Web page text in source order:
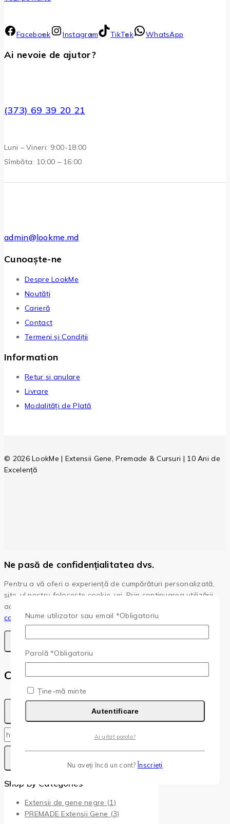
Facebook Instagram TikTok WhatsApp
Ai nevoie de ajutor?
(373) 69 39 20 21
Luni – Vineri: 9:00-18:00
Sîmbăta: 10:00 – 16:00
admin@lookme.md
Cunoaște-ne
Despre LookMe
Noutăți
Carieră
Contact
Termeni și Condiții
Information
Retur si anulare
Livrare
Modalități de Plată
© 2026 LookMe | Extensii Gene, Premade & Cursuri | 10 Ani de
Excelență
Ne pasă de confidențialitatea dvs.
Pentru a vă oferi o experiență de cumpărături personalizată,
site-ul nostru folosește cookie-uri. Prin continuarea utilizării
acestui site, sunteți de acord cu
cookie-urile.
Accepta Cookie-Uri
Cota
CopyCopied!
Shop By Categories
Extensii de gene negre (1)
PREMADE Extensii Gene (3)
Nume utilizator sau email *Obligatoriu
Parolă*Obligatoriu
Ține-mă minte
Autentificare
Ai uitat parola?
Nu aveți încă un cont?Înscrieți